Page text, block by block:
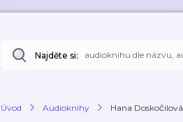
Najděte si:
Úvod Audioknihy Hana Doskočilová